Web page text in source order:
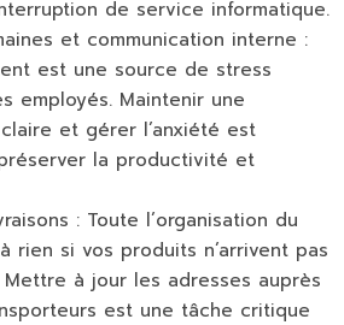
de service informatique.
et communication interne :
est une source de stress
employés. Maintenir une
et gérer l’anxiété est
la productivité et
: Toute l’organisation du
rien si vos produits n’arrivent pas
à jour les adresses auprès
est une tâche critique